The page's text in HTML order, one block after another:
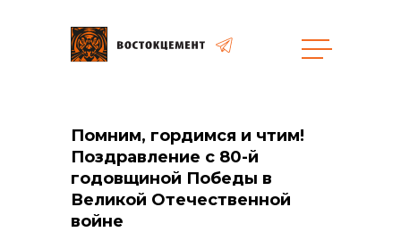
Объекты
общая информация
Помним, гордимся и чтим!
Поздравление с 80-й
годовщиной Победы в
Великой Отечественной
войне